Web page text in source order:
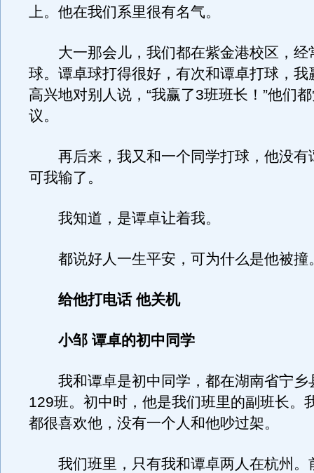
上。他在我们系里很有名气。
大一那会儿，我们都在紫金港校区，经
球。谭卓球打得很好，有次和谭卓打球，我
高兴地对别人说，“我赢了3班班长！”他们
议。
再后来，我又和一个同学打球，他没有
可我输了。
我知道，是谭卓让着我。
都说好人一生平安，可为什么是他被撞
给他打电话 他关机
小邹 谭卓的初中同学
我和谭卓是初中同学，都在湖南省宁乡
129班。初中时，他是我们班里的副班长。
都很喜欢他，没有一个人和他吵过架。
我们班里，只有我和谭卓两人在杭州。